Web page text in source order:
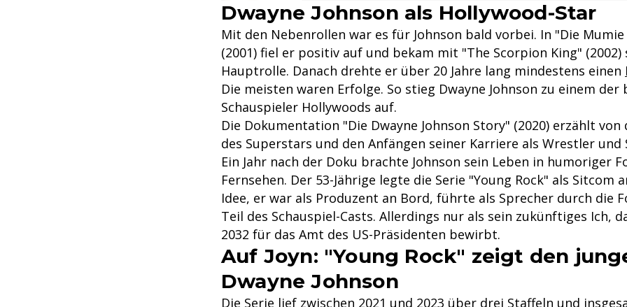
Dwayne Johnson als Hollywood-Star
Mit den Nebenrollen war es für Johnson bald vorbei. In "Die
(2001) fiel er positiv auf und bekam mit "The Scorpion King" (2002)
Hauptrolle. Danach drehte er über 20 Jahre lang mindestens einen
Die meisten waren Erfolge. So stieg Dwayne Johnson zu einem
Schauspieler Hollywoods auf.
Die Dokumentation "Die Dwayne Johnson Story" (2020) erzählt
des Superstars und den Anfängen seiner Karriere als Wrestler und
Ein Jahr nach der Doku brachte Johnson sein Leben in humoriger
Fernsehen. Der 53-Jährige legte die Serie "Young Rock" als Sitcom
Idee, er war als Produzent an Bord, führte als Sprecher durch die
Teil des Schauspiel-Casts. Allerdings nur als sein zukünftiges Ich,
2032 für das Amt des US-Präsidenten bewirbt.
Auf Joyn: "Young Rock" zeigt den
Dwayne Johnson
Die Serie lief zwischen 2021 und 2023 über drei Staffeln und